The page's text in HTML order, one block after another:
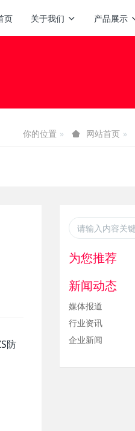
页 关于我们 产品展示
你的位置 网站首页
防
为您推荐
新闻动态
媒体报道
行业资讯
企业新闻